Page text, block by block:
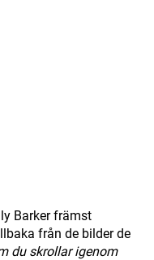
Barker främst
från de bilder de
du skrollar igenom